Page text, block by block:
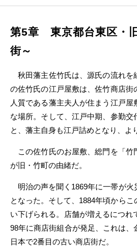
第5章 東京都台東区・
街～
秋田藩主佐竹氏は、源氏の流れを
の佐竹氏の江戸屋敷は、佐竹商店街
人質である藩主夫人が住まう江戸
な場所。そして、江戸中期、参勤交
と、藩主自身も江戸詰めとなり、よ
この佐竹氏のお屋敷、総門を「竹
が旧・竹町の由緒だ。
明治の声を聞く1869年に一帯が火
となった。そして、1884年頃から
い下げられる。店舗が増えるにつれ
98年に商店街組合が発足、これは、
日本で2番目の古い商店街だ。